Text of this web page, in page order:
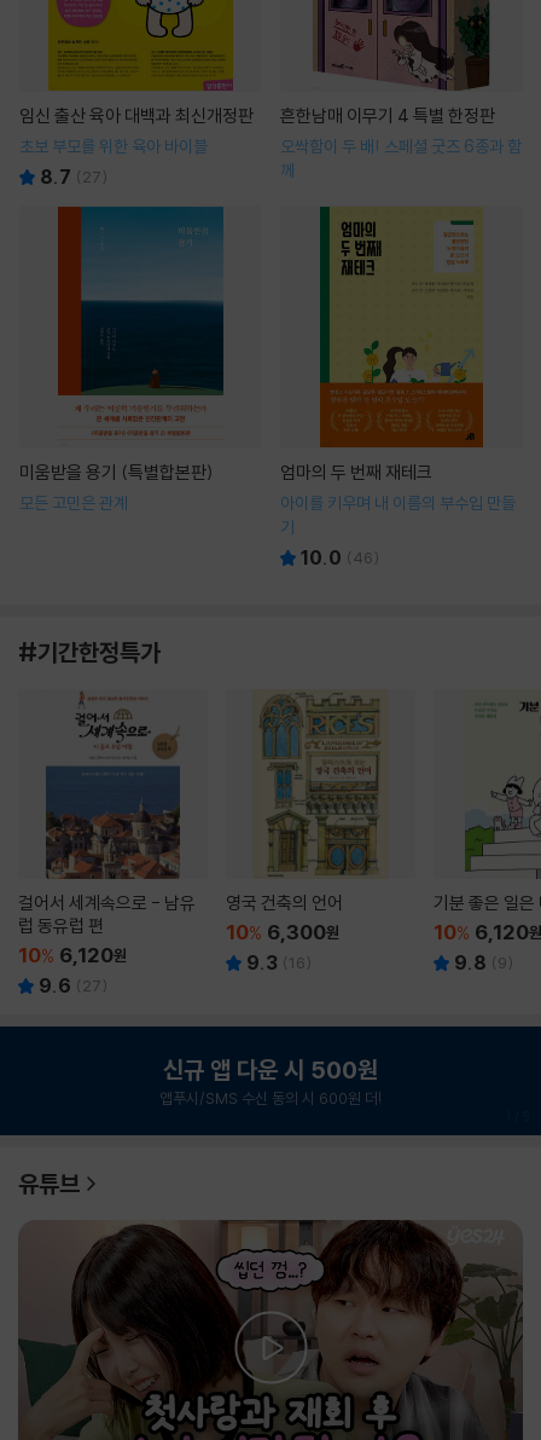
임신 출산 육아 대백과 최신개정판
초보 부모를 위한 육아 바이블
8.7 ( 27)
흔한남매 이무기 4 특별 한정판
오싹함이 두 배! 스페셜 굿즈 6종과 함
께
미움받을 용기 (특별합본판)
모든 고민은 관계
엄마의 두 번째 재테크
아이를 키우며 내 이름의 부수입 만들
기
10.0 (46)
#기간한정특가
걸어서 세계속으로 - 남유
럽 동유럽 편
10% 6,120원
9.6 ( 27)
영국 건축의 언어
10% 6,300원
9.3 (16)
기분 좋은 일은
10% 6,120원
9.8 (9)
신규 앱 다운 시 500원
앱푸시/SMS 수신 동의 시 600원 더!
유튜브